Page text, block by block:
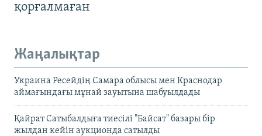
қорғалмаған
Жаңалықтар
Украина Ресейдің Самара облысы мен Краснодар
аймағындағы мұнай зауытына шабуылдады
Қайрат Сатыбалдыға тиесілі "Байсат" базары бір
жылдан кейін аукционда сатылды